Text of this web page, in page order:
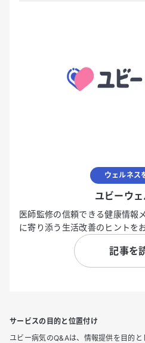
ウェルネス
ユビーウ
医師監修の信頼できる健康情報
に寄り添う生活改善のヒントを
記事を
サービスの目的と位置付け
ユビー病気のQ&Aは、情報提供を目的